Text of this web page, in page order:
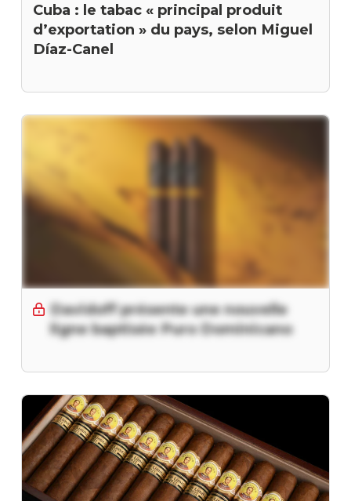
Cuba : le tabac « principal produit
d’exportation » du pays, selon Miguel
Díaz-Canel
Davidoff présente une nouvelle
ligne baptisée Puro Dominicano